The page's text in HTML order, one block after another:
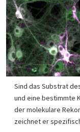
Sind das Substrat
und eine bestimmte
der molekulare
zeichnet er